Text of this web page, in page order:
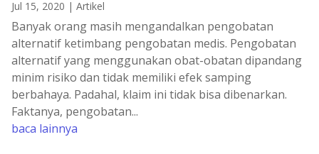
Jul 15, 2020 | Artikel
Banyak orang masih mengandalkan pengobatan
alternatif ketimbang pengobatan medis. Pengobatan
alternatif yang menggunakan obat-obatan dipandang
minim risiko dan tidak memiliki efek samping
berbahaya. Padahal, klaim ini tidak bisa dibenarkan.
Faktanya, pengobatan...
baca lainnya